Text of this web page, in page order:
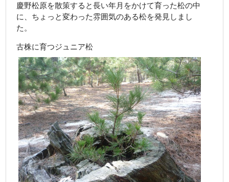
お客様の声
送料について
カートの中を見る
慶野松原を散策すると長い年月をかけて育った松の中
に、ちょっと変わった雰囲気のある松を発見しまし
た。
古株に育つジュニア松